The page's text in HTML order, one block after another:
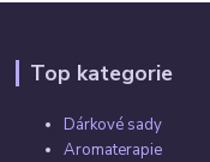
Top kategorie
Dárkové sady
Aromaterapie